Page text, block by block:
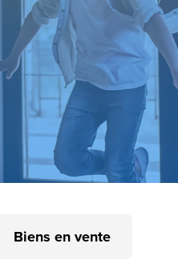
Biens en vente